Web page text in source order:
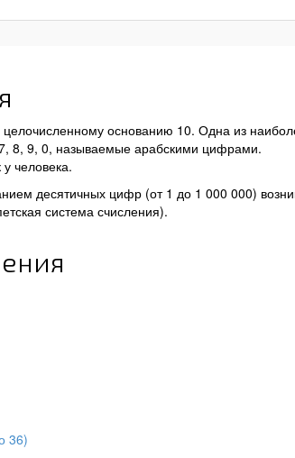
основанию 10. Одна из
8, 9, 0, называемые арабскими цифрами.
человека.
десятичных цифр (от 1 до 1 000 000)
система счисления).
36)